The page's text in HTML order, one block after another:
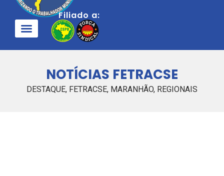
Filiado a:
NOTÍCIAS FETRACSE
DESTAQUE, FETRACSE, MARANHÃO, REGIONAIS